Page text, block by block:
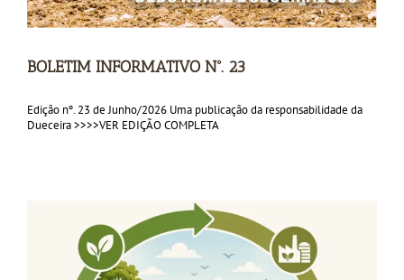
BOLETIM INFORMATIVO Nº. 23
Edição nº. 23 de Junho/2026 Uma publicação da responsabilidade da
Dueceira >>>>VER EDIÇÃO COMPLETA